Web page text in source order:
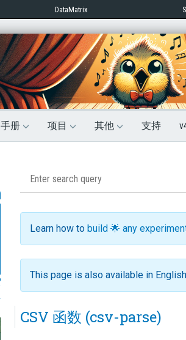
DataMatrix
手册 项目 其他 支持
Learn how to build 🌟 any
This page is also available in
CSV 函数 (csv-parse)